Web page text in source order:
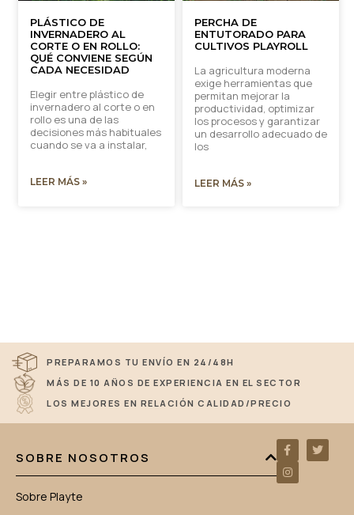
PLÁSTICO DE
INVERNADERO AL
CORTE O EN ROLLO:
QUÉ CONVIENE SEGÚN
CADA NECESIDAD
Elegir entre plástico de
invernadero al corte o en
rollo es una de las
decisiones más habituales
cuando se va a instalar,
LEER MÁS »
PERCHA DE
ENTUTORADO PARA
CULTIVOS PLAYROLL
La agricultura moderna
exige herramientas que
permitan mejorar la
productividad, optimizar
los procesos y garantizar
un desarrollo adecuado de
los
LEER MÁS »
PREPARAMOS TU ENVÍO EN 24/48H
MÁS DE 10 AÑOS DE EXPERIENCIA EN EL SECTOR
LOS MEJORES EN RELACIÓN CALIDAD/PRECIO
SOBRE NOSOTROS
Sobre Playte